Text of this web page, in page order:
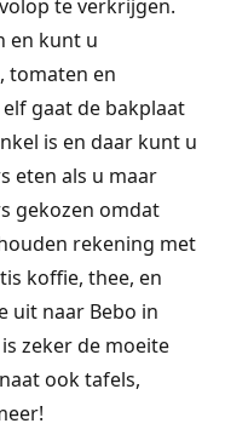
te verkrijgen.
en kunt u
tomaten en
gaat de bakplaat
is en daar kunt u
eten als u maar
gekozen omdat
rekening met
koffie, thee, en
uit naar Bebo in
zeker de moeite
ook tafels,